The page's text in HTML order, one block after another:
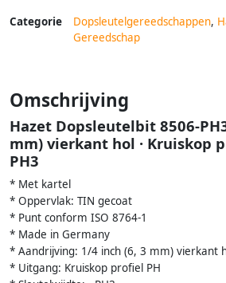
Categorie Dopsleutelgereedschappen,
Gereedschap
Omschrijving
Hazet Dopsleutelbit 8506-
mm) vierkant hol · Kruiskop
PH3
* Met kartel
* Oppervlak: TIN gecoat
* Punt conform ISO 8764-1
* Made in Germany
* Aandrijving: 1/4 inch (6, 3 mm) vierkant
* Uitgang: Kruiskop profiel PH